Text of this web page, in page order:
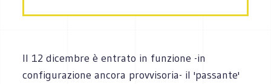
Il 12 dicembre è entrato in funzione -in
configurazione ancora provvisoria- il 'passante'